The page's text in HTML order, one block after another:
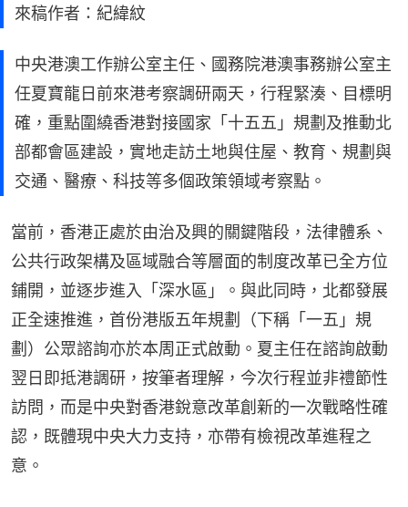
來稿作者：紀緯紋
中央港澳工作辦公室主任、國務院港澳事務辦公室主
任夏寶龍日前來港考察調研兩天，行程緊湊、目標明
確，重點圍繞香港對接國家「十五五」規劃及推動北
部都會區建設，實地走訪土地與住屋、教育、規劃與
交通、醫療、科技等多個政策領域考察點。
當前，香港正處於由治及興的關鍵階段，法律體系、
公共行政架構及區域融合等層面的制度改革已全方位
鋪開，並逐步進入「深水區」。與此同時，北都發展
正全速推進，首份港版五年規劃（下稱「一五」規
劃）公眾諮詢亦於本周正式啟動。夏主任在諮詢啟動
翌日即抵港調研，按筆者理解，今次行程並非禮節性
訪問，而是中央對香港銳意改革創新的一次戰略性確
認，既體現中央大力支持，亦帶有檢視改革進程之
意。